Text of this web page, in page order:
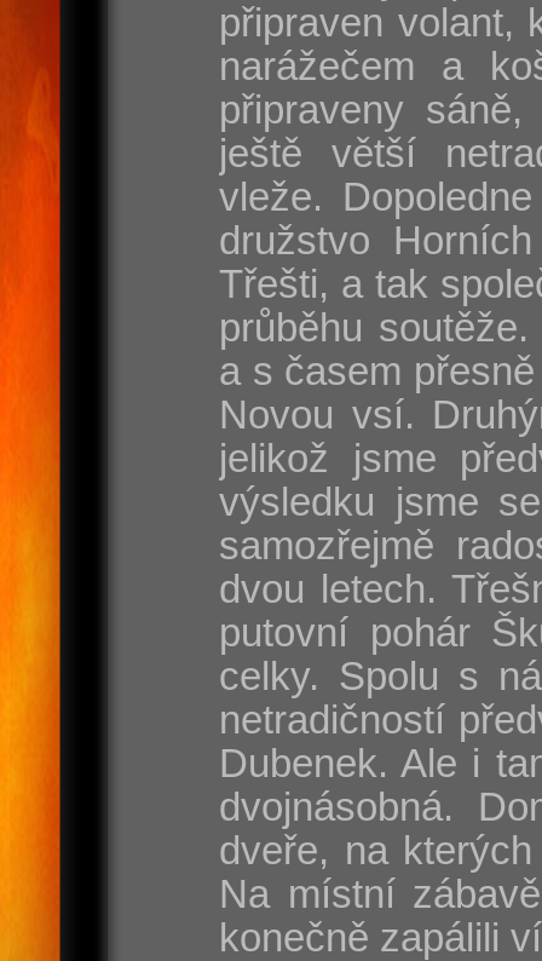
připraven volant,
narážečem a
připraveny
ještě větší
vleže.
družstvo
Třešti, a tak
průběhu
a s časem
Novou vsí.
jelikož jsme
výsledku jsme
samozřejmě
dvou letech.
putovní pohár
celky. Spolu s
netradičností
Dubenek. Ale i
dvojnásobná.
dveře, na
Na místní
konečně zapálili